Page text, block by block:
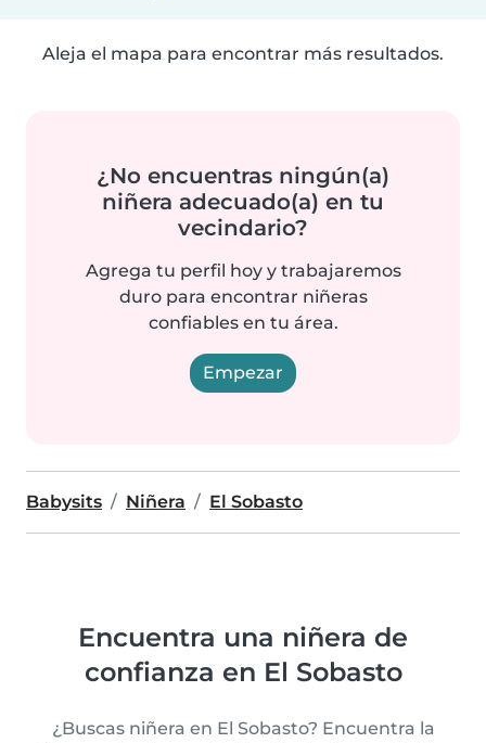
Aleja el mapa para encontrar más resultados.
¿No encuentras ningún(a)
niñera adecuado(a) en tu
vecindario?
Agrega tu perfil hoy y trabajaremos
duro para encontrar niñeras
confiables en tu área.
Empezar
Babysits Niñera El Sobasto
Encuentra una niñera de
confianza en El Sobasto
¿Buscas niñera en El Sobasto? Encuentra la